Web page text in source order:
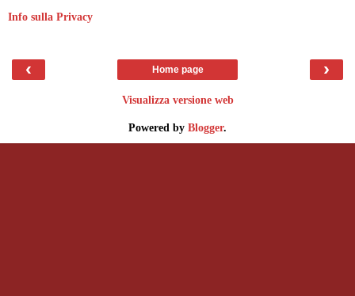
Info sulla Privacy
‹ ›
Home page
Visualizza versione web
Powered by Blogger.